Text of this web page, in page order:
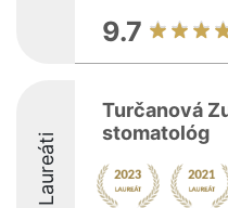
9.7
Laureáti
Turčanová
stomatológ